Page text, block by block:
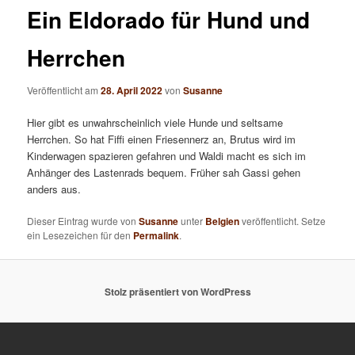
Ein Eldorado für Hund und
Herrchen
Veröffentlicht am28. April 2022vonSusanne
Hier gibt es unwahrscheinlich viele Hunde und seltsame
Herrchen. So hat Fiffi einen Friesennerz an, Brutus wird im
Kinderwagen spazieren gefahren und Waldi macht es sich im
Anhänger des Lastenrads bequem. Früher sah Gassi gehen
anders aus.
Dieser Eintrag wurde vonSusanneunter Belgienveröffentlicht. Setze
ein Lesezeichen für den Permalink.
Stolz präsentiert von WordPress